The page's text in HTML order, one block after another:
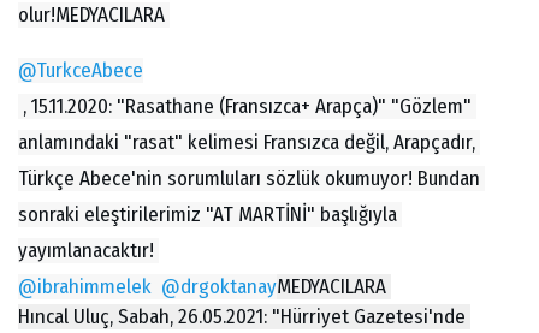
olur!MEDYACILARA
@TurkceAbece
anlamındaki "rasat" kelimesi Fransızca değil, Arapçadır,
Türkçe Abece'nin sorumluları sözlük okumuyor! Bundan
sonraki eleştirilerimiz "AT MARTİNİ" başlığıyla
yayımlanacaktır!
@ibrahimmelek @drgoktanayMEDYACILARA
Hıncal Uluç, Sabah, 26.05.2021: "Hürriyet Gazetesi'nde